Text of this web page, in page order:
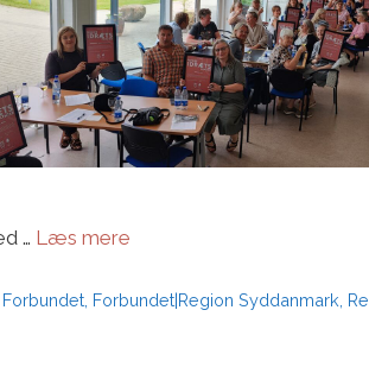
… Læs mere
Kategorier
Forbundet, Forbundet|Region Syddanmark